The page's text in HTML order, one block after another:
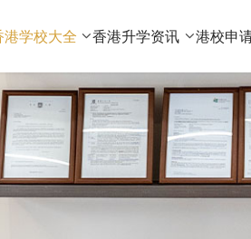
港学校大全 香港升学资讯 港校申